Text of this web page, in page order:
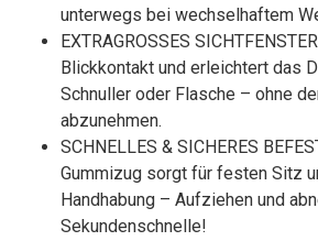
unterwegs bei wechselhaftem
EXTRAGROSSES
Blickkontakt und erleichtert das
Schnuller oder Flasche – ohne
abzunehmen.
SCHNELLES & SICHERES
Gummizug sorgt für festen Sitz
Handhabung – Aufziehen und
Sekundenschnelle!